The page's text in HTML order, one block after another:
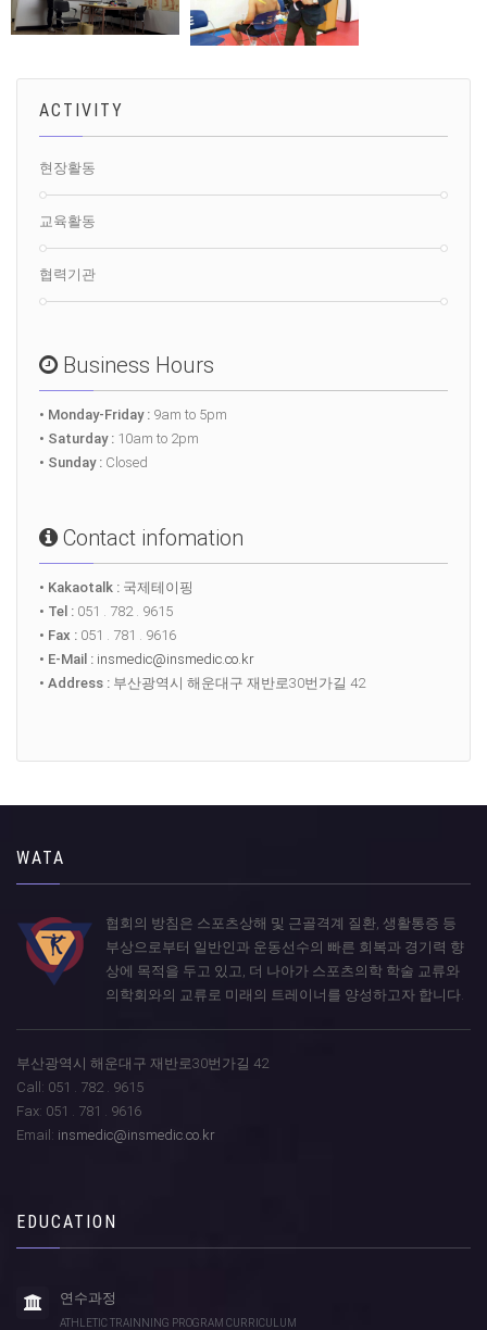
ACTIVITY
현장활동
교육활동
협력기관
Business Hours
• Monday-Friday : 9am to 5pm
• Saturday : 10am to 2pm
• Sunday : Closed
Contact infomation
• Kakaotalk : 국제테이핑
• Tel : 051 . 782 . 9615
• Fax : 051 . 781 . 9616
• E-Mail : insmedic@insmedic.co.kr
• Address : 부산광역시 해운대구 재반로30번가길 42
WATA
협회의 방침은 스포츠상해 및 근골격계 질환, 생활통증 등
부상으로부터 일반인과 운동선수의 빠른 회복과 경기력 향
상에 목적을 두고 있고, 더 나아가 스포츠의학 학술 교류와
의학회와의 교류로 미래의 트레이너를 양성하고자 합니다.
부산광역시 해운대구 재반로30번가길 42
Call: 051 . 782 . 9615
Fax: 051 . 781 . 9616
Email: insmedic@insmedic.co.kr
EDUCATION
연수과정
ATHLETIC TRAINNING PROGRAM CURRICULUM